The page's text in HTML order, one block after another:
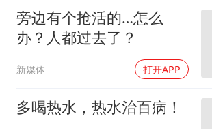
旁边有个抢活的…怎么
办？人都过去了？
新媒体 打开APP
多喝热水，热水治百病！